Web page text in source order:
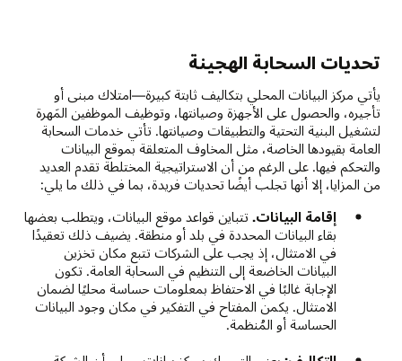
تحديات السحابة الهجينة
يأتي مركز البيانات المحلي بتكاليف ثابتة كبيرة—امتلاك مبنى أو
تأجيره، والحصول على الأجهزة وصيانتها، وتوظيف الموظفين المَهرة
لتشغيل البنية التحتية والتطبيقات وصيانتها. تأتي خدمات السحابة
العامة بقيودها الخاصة، مثل المخاوف المتعلقة بموقع البيانات
والتحكم فيها. على الرغم من أن الاستراتيجية المختلطة تقدم العديد
من المزايا، إلا أنها تجلب أيضًا تحديات فريدة، بما في ذلك ما يلي:
إقامة البيانات. تتباين قواعد موقع البيانات، ويتطلب بعضها
بقاء البيانات المحددة في بلد أو منطقة. يضيف ذلك تعقيدًا
في الامتثال، إذ يجب على الشركات تتبع مكان تخزين
البيانات الخاضعة إلى التنظيم في السحابة العامة. تكون
الإجابة غالبًا في الاحتفاظ بمعلومات حساسة محليًا لضمان
الامتثال. يكمن المفتاح في التفكير في مكان وجود البيانات
الحساسة أو المُنظمة.